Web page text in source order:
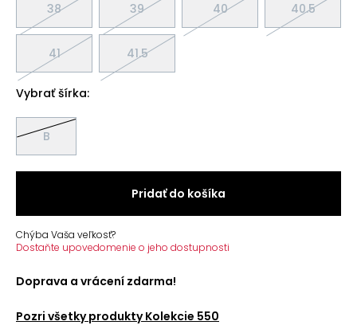
38 39 40 40.5
41 41.5
Vybrať šírka:
B
Pridať do košíka
Chýba Vaša veľkosť?
Dostaňte upovedomenie o jeho dostupnosti
Doprava a vrácení zdarma!
Pozri všetky produkty Kolekcie 550